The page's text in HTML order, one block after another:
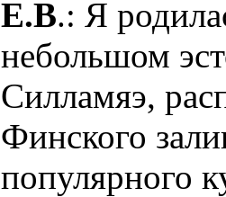
Е.В.: Я
небольшом
Силламяэ,
Финского
популярного